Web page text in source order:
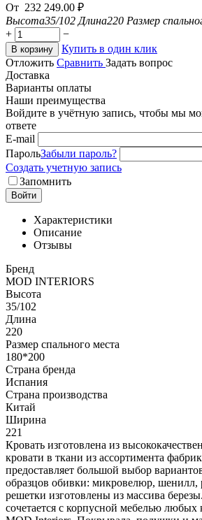
От 232 249.00 ₽
Высота35/102 Длина220 Размер
+
−
В корзину
Купить в один клик
Отложить Сравнить Задать вопрос
Доставка
Варианты оплаты
Наши преимущества
Войдите в учётную запись, чтобы мы
ответе
E-mail
ПарольЗабыли пароль?
Создать учетную запись
Запомнить
Войти
Характеристики
Описание
Отзывы
Бренд
MOD INTERIORS
Высота
35/102
Длина
220
Размер спального места
180*200
Страна бренда
Испания
Страна производства
Китай
Ширина
221
Кровать изготовлена из
кровати в ткани из ассортимента
предоставляет большой выбор
образцов обивки: микровелюр, шенилл,
решетки изготовлены из массива
сочетается с корпусной мебелью